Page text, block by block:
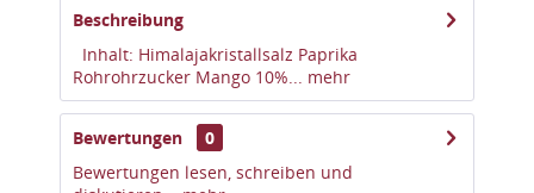
Beschreibung
Inhalt: Himalajakristallsalz Paprika
Rohrohrzucker Mango 10%... mehr
Bewertungen
0
Bewertungen lesen, schreiben und